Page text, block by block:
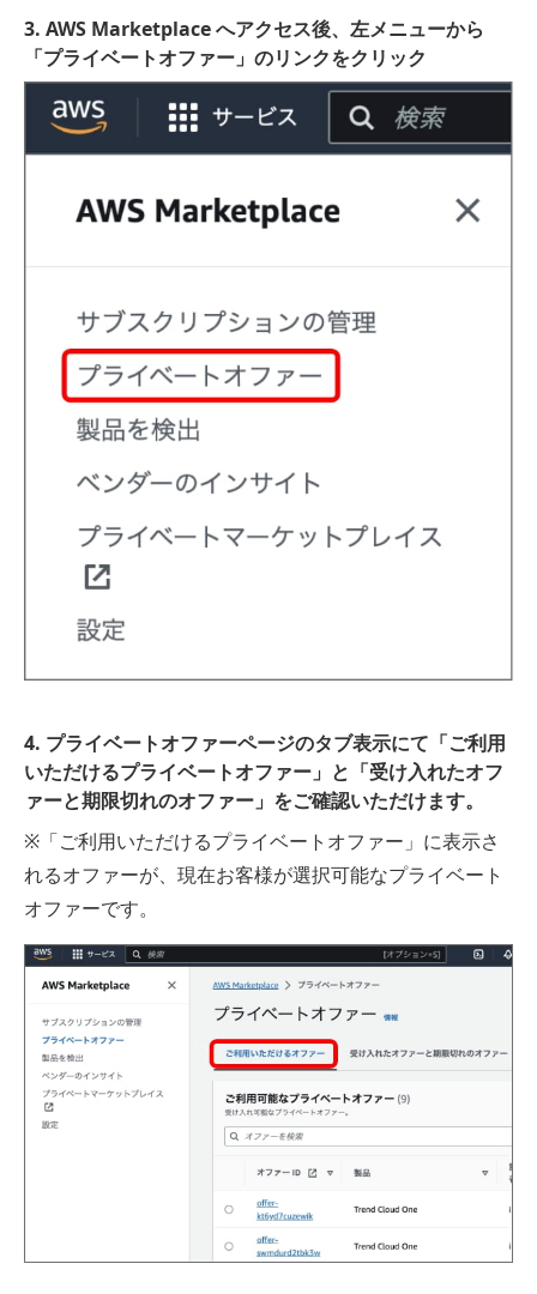
3. AWS Marketplace へアクセス後、左メニューから
「プライベートオファー」のリンクをクリック
4. プライベートオファーページのタブ表示にて「ご利用
いただけるプライベートオファー」と「受け入れたオフ
ァーと期限切れのオファー」をご確認いただけます。
※「ご利用いただけるプライベートオファー」に表示さ
れるオファーが、現在お客様が選択可能なプライベート
オファーです。